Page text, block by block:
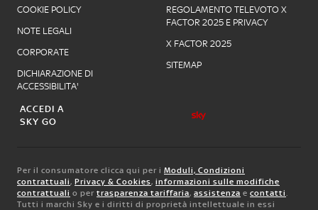
COOKIE POLICY
NOTE LEGALI
CORPORATE
DICHIARAZIONE DI
ACCESSIBILITA'
REGOLAMENTO TELEVOTO X
FACTOR 2025 E PRIVACY
X FACTOR 2025
SITEMAP
ACCEDI A
SKY GO
Per il consumatore clicca qui per i Moduli, Condizioni
contrattuali, Privacy & Cookies, informazioni sulle modifiche
contrattuali o per trasparenza tariffaria, assistenza e contatti.
Tutti i marchi Sky e i diritti di proprietà intellettuale in essi